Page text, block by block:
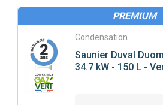
PREMIUM
Condensation
Saunier Duval
34.7 kW - 150 L -